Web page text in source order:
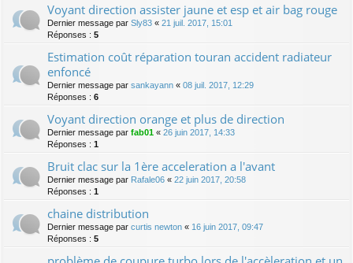
Voyant direction assister jaune et esp et air bag rouge
Dernier message par Sly83 « 21 juil. 2017, 15:01
Réponses : 5
Estimation coût réparation touran accident radiateur
enfoncé
Dernier message par sankayann « 08 juil. 2017, 12:29
Réponses : 6
Voyant direction orange et plus de direction
Dernier message par fab01 « 26 juin 2017, 14:33
Réponses : 1
Bruit clac sur la 1ère acceleration a l'avant
Dernier message par Rafale06 « 22 juin 2017, 20:58
Réponses : 1
chaine distribution
Dernier message par curtis newton « 16 juin 2017, 09:47
Réponses : 5